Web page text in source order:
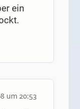
ein
um 20:53